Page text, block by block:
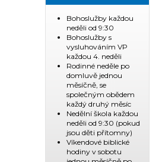
Bohoslužby každou
neděli od 9:30
Bohoslužby s
vysluhováním VP
každou 4. neděli
Rodinné neděle po
domluvě jednou
měsíčně, se
společným obědem
každý druhý měsíc
Nedělní škola každou
neděli od 9:30 (pokud
jsou děti přítomny)
Víkendové biblické
hodiny v sobotu